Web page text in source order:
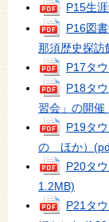
P15生
P16図
那須歴史探訪
P17タ
P18タ
習会」の開催
P19タ
の ほか）
P20タ
1.2MB)
P21タ